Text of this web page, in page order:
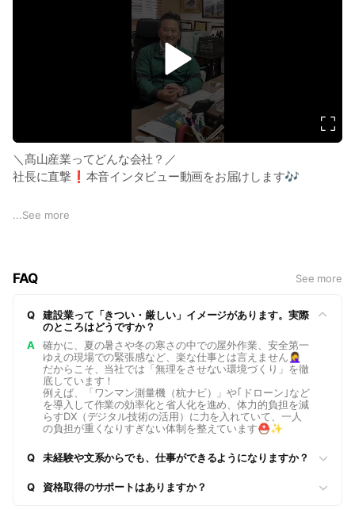
山口大学や高速道路など、地図に残るビッグプロジェクト
「俺が造ったんだ」と一生胸を張れる仕事
大好きな山口県で、僕たちと一緒にデカいことをやろう❗
v
d
e
o
＼髙山産業ってどんな会社？／
社長に直撃❗本音インタビュー動画をお届けします🎶
「社長室のドアがいつも全開なのはなぜ？」 「社員との距離
アを交えてお答えします✨
への第一歩です。 ぜひ1分ちょっとの動画を覗いてみてくださ
...See more
FAQ See more
Q
建設業って「きつい・厳しい」イメージがあります。実際
のところはどうですか？
A
確かに、夏の暑さや冬の寒さの中での屋外作業、安全第一
ゆえの現場での緊張感など、楽な仕事とは言えません🤦‍♀️
だからこそ、当社では「無理をさせない環境づくり」を徹
底しています！
例えば、「ワンマン測量機（杭ナビ）」や｢ドローン｣など
を導入して作業の効率化と省人化を進め、体力的負担を減
らすDX（デジタル技術の活用）に力を入れていて、一人
の負担が重くなりすぎない体制を整えています⛑️✨
Q 未経験や文系からでも、仕事ができるようになりますか？
Q 資格取得のサポートはありますか？